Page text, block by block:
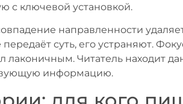
с ключевой установкой.
направленности
суть, его устраняют.
лаконичным. Читатель находит
информацию.